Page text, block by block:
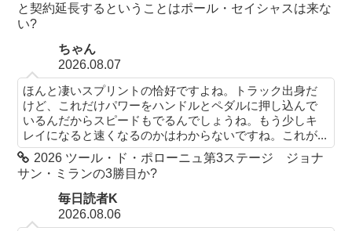
と契約延長するということはポール・セイシャスは来な
い?
ちゃん
2026.08.07
ほんと凄いスプリントの恰好ですよね。トラック出身だ
けど、これだけパワーをハンドルとペダルに押し込んで
いるんだからスピードもでるんでしょうね。もう少しキ
レイになると速くなるのかはわからないですね。これが...
2026 ツール・ド・ポローニュ第3ステージ ジョナ
サン・ミランの3勝目か?
毎日読者K
2026.08.06